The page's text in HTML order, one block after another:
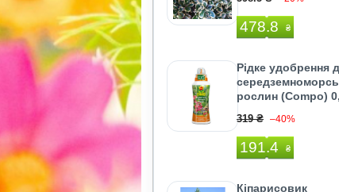
478.8 ₴
Рідке удобрення
рослин (Compo)
319 ₴ –40%
191.4 ₴
Кіпарисовик